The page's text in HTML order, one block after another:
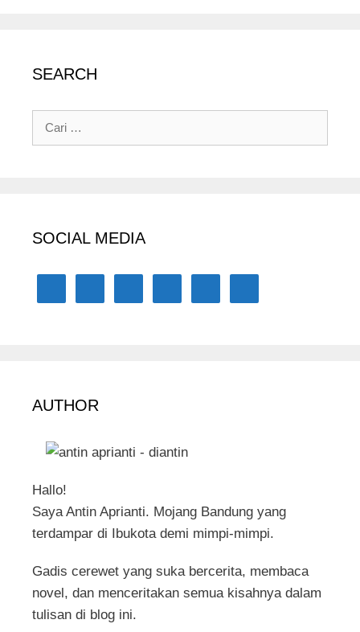
SEARCH
Cari
untuk:
SOCIAL MEDIA
AUTHOR
Hallo!
Saya Antin Aprianti. Mojang Bandung yang
terdampar di Ibukota demi mimpi-mimpi.
Gadis cerewet yang suka bercerita, membaca
novel, dan menceritakan semua kisahnya dalam
tulisan di blog ini.